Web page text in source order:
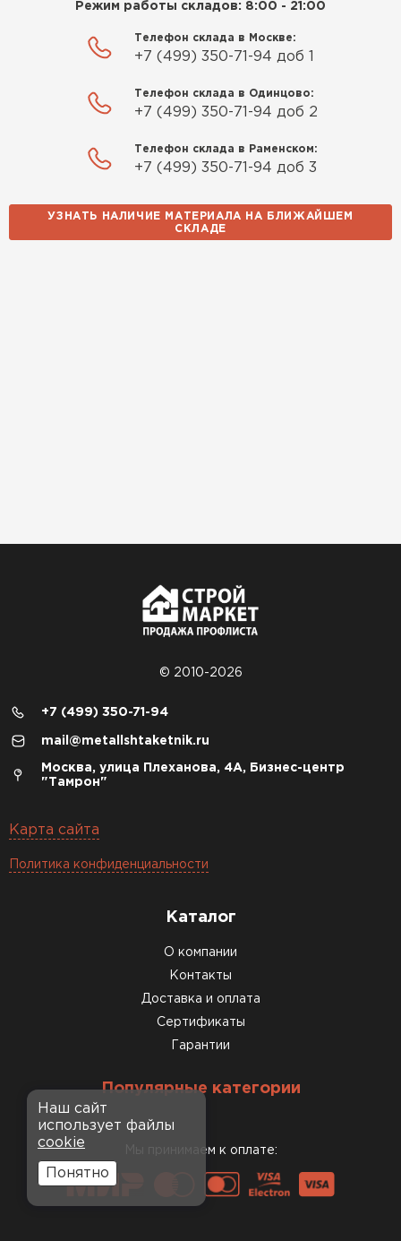
Режим работы складов: 8:00 - 21:00
Телефон склада в Москве:
+7 (499) 350-71-94 доб 1
Телефон склада в Одинцово:
+7 (499) 350-71-94 доб 2
Телефон склада в Раменском:
+7 (499) 350-71-94 доб 3
УЗНАТЬ НАЛИЧИЕ МАТЕРИАЛА НА БЛИЖАЙШЕМ
СКЛАДЕ
© 2010-2026
+7 (499) 350-71-94
mail@metallshtaketnik.ru
Москва, улица Плеханова, 4А, Бизнес-центр
"Тамрон"
Карта сайта
Политика конфиденциальности
Каталог
О компании
Контакты
Доставка и оплата
Сертификаты
Гарантии
Популярные категории
Мы принимаем к оплате:
Наш сайт
использует файлы
cookie
Понятно